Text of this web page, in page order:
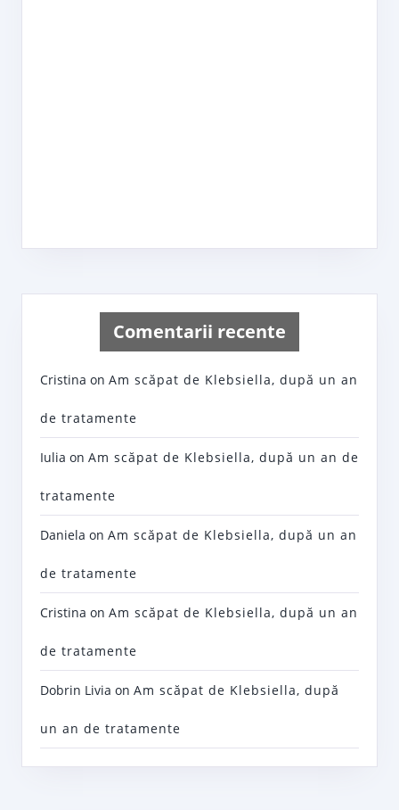
Comentarii recente
Cristina on Am scăpat de Klebsiella, după un an
de tratamente
Iulia on Am scăpat de Klebsiella, după un an de
tratamente
Daniela on Am scăpat de Klebsiella, după un an
de tratamente
Cristina on Am scăpat de Klebsiella, după un an
de tratamente
Dobrin Livia on Am scăpat de Klebsiella, după
un an de tratamente